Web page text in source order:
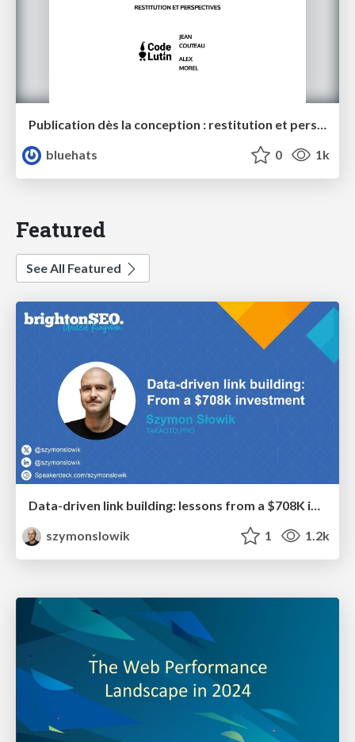
Publication dès la conception : restitution et perspectives - MENJ / Code Lutin
bluehats
0 1k
Featured
See All Featured
szymonslowik
1 1.2k